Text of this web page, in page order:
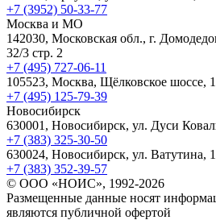
+7 (3952) 50-33-77
Москва и МО
142030, Московская обл., г.
32/3 стр. 2
+7 (495) 727-06-11
105523, ​Москва, Щёлковское шоссе,
+7 (495) 125-79-39
Новосибирск
630001, Новосибирск, ул. Дуси
+7 (383) 325-30-50
630024, Новосибирск, ул. Ватутина,
+7 (383) 352-39-57
© ООО «НОИС», 1992-2026
Размещенные данные носят
являются публичной офертой